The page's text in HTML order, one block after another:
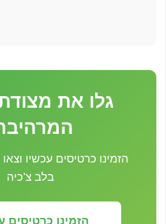
גלו את
הזמינו כרטיסים עכשיו
בלב צ’כיה
הזמינו כרטיסים